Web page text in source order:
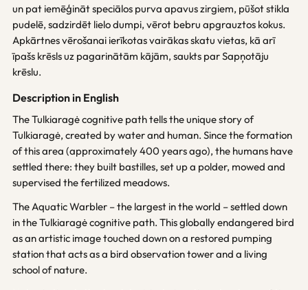
un pat iemēģināt speciālos purva apavus zirgiem, pūšot stikla
pudelē, sadzirdēt lielo dumpi, vērot bebru apgrauztos kokus.
Apkārtnes vērošanai ierīkotas vairākas skatu vietas, kā arī
īpašs krēsls uz pagarinātām kājām, saukts par Sapņotāju
krēslu.
Description in English
The Tulkiaragė cognitive path tells the unique story of
Tulkiaragė, created by water and human. Since the formation
of this area (approximately 400 years ago), the humans have
settled there: they built bastilles, set up a polder, mowed and
supervised the fertilized meadows.
The Aquatic Warbler – the largest in the world – settled down
in the Tulkiaragė cognitive path. This globally endangered bird
as an artistic image touched down on a restored pumping
station that acts as a bird observation tower and a living
school of nature.